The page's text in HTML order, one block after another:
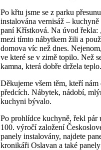
Po křtu jsme se z parku
instalována vernisáž –
paní Křístková. Na úvod řekla:
mezi tímto nábytkem žili a
domova víc než dnes.
ve které se v zimě topilo. Než
kamna, která dobře držela teplo.
Děkujeme všem těm, kteří
předcích. Nábytek, nádobí,
kuchyni bývalo.
Po prohlídce kuchyně, řekl
100. výročí založení
panely instalovány, najdete
kronikáři Oslavan a také